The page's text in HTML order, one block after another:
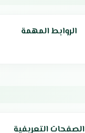
الهيكل: مزدوج
ولمس
الروابط المهمة
الصفحات التعريفية